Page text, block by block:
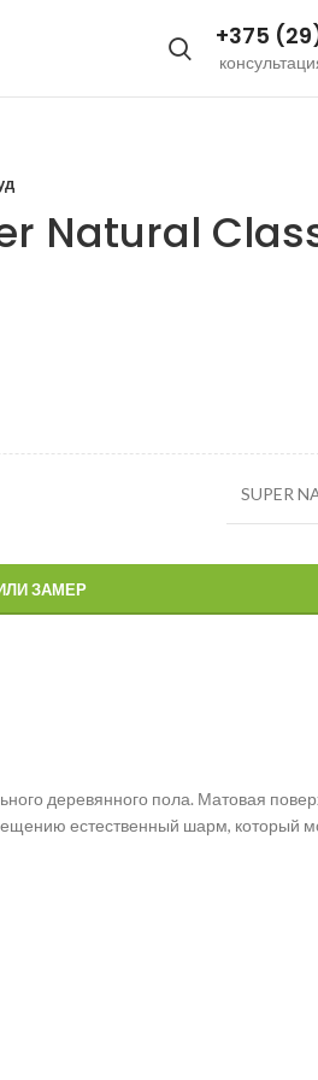
+375
Natural
SUPER
ЗАМЕР
деревянного пола. Матовая
естественный шарм, который